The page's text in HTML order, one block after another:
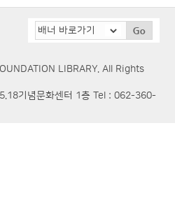
LIBRARY. All Rights
기념문화센터 1층 Tel : 062-360-